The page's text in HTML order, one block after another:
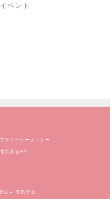
イベント
プライバシーポリシー
電気学会HP
法人 電気学会